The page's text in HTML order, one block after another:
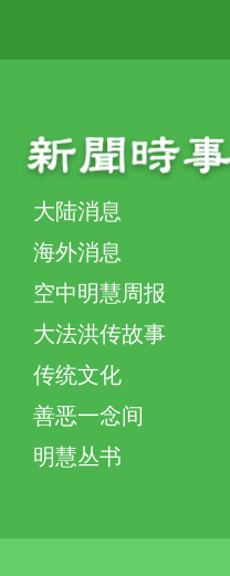
大陆消息
海外消息
空中明慧周报
大法洪传故事
传统文化
善恶一念间
明慧丛书